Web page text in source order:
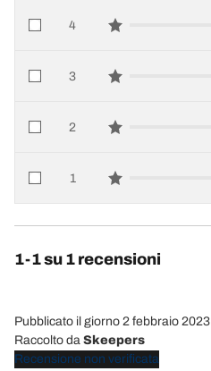
4
star reviews
3
star reviews
2
star reviews
1
star reviews
1-1 su 1 recensioni
Pubblicato il giorno 2 febbraio 2023
Raccolto da Skeepers
Recensione non verificata